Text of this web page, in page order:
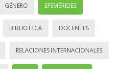
GÉNERO EFEMÉRIDES
BIBLIOTECA DOCENTES
RELACIONES INTERNACIONALES